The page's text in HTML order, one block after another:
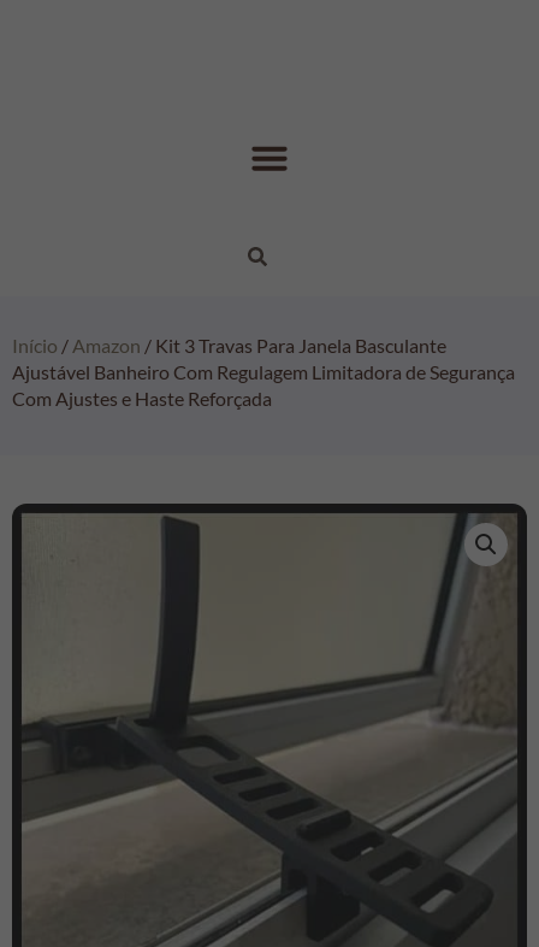
Início / Amazon / Kit 3 Travas Para Janela Basculante
Ajustável Banheiro Com Regulagem Limitadora de Segurança
Com Ajustes e Haste Reforçada